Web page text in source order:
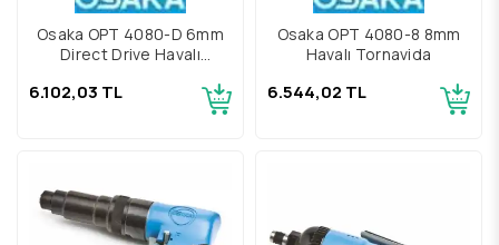
Osaka OPT 4080-D 6mm
Direct Drive Havalı
6.102,03 TL
Osaka OPT 4080-8 8mm
Havalı Tornavida
6.544,02 TL